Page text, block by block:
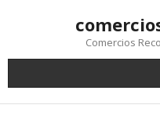
Comercios